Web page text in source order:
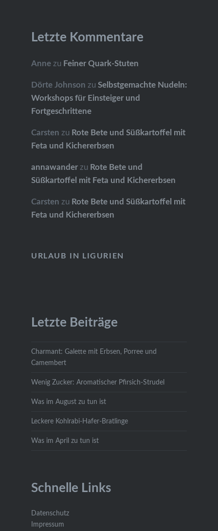
Letzte Kommentare
Annezu Feiner Quark-Stuten
Dörte Johnson zu Selbstgemachte Nudeln:
Workshops für Einsteiger und
Fortgeschrittene
Carsten zu Rote Bete und Süßkartoffel mit
Feta und Kichererbsen
annawanderzu Rote Bete und
Süßkartoffel mit Feta und Kichererbsen
Carsten zu Rote Bete und Süßkartoffel mit
Feta und Kichererbsen
URLAUB IN LIGURIEN
Letzte Beiträge
Charmant: Galette mit Erbsen, Porree und
Camembert
Wenig Zucker: Aromatischer Pfirsich-Strudel
Was im August zu tun ist
Leckere Kohlrabi-Hafer-Bratlinge
Was im April zu tun ist
Schnelle Links
Datenschutz
Impressum